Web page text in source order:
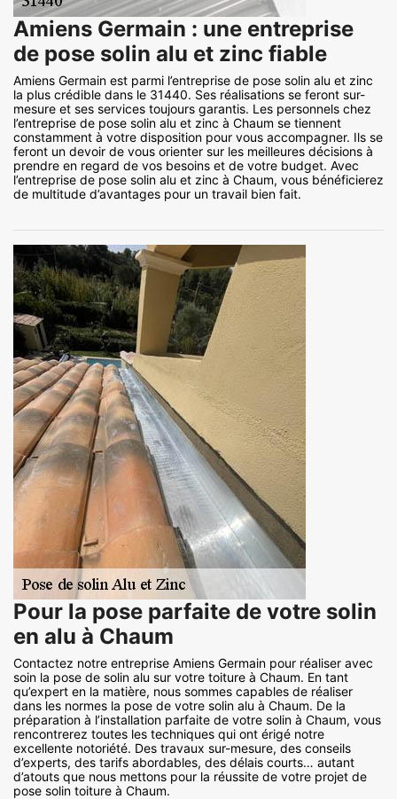
Amiens Germain : une entreprise
de pose solin alu et zinc fiable
Amiens Germain est parmi l’entreprise de pose solin alu et zinc
la plus crédible dans le 31440. Ses réalisations se feront sur-
mesure et ses services toujours garantis. Les personnels chez
l’entreprise de pose solin alu et zinc à Chaum se tiennent
constamment à votre disposition pour vous accompagner. Ils se
feront un devoir de vous orienter sur les meilleures décisions à
prendre en regard de vos besoins et de votre budget. Avec
l’entreprise de pose solin alu et zinc à Chaum, vous bénéficierez
de multitude d’avantages pour un travail bien fait.
Pour la pose parfaite de votre solin
en alu à Chaum
Contactez notre entreprise Amiens Germain pour réaliser avec
soin la pose de solin alu sur votre toiture à Chaum. En tant
qu’expert en la matière, nous sommes capables de réaliser
dans les normes la pose de votre solin alu à Chaum. De la
préparation à l’installation parfaite de votre solin à Chaum, vous
rencontrerez toutes les techniques qui ont érigé notre
excellente notoriété. Des travaux sur-mesure, des conseils
d’experts, des tarifs abordables, des délais courts… autant
d’atouts que nous mettons pour la réussite de votre projet de
pose solin toiture à Chaum.